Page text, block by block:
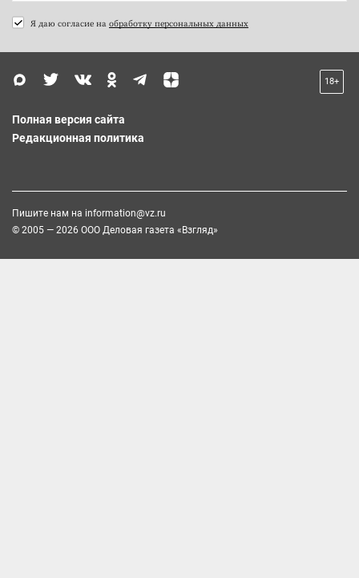
Я даю согласие на обработку персональных данных
18+
Полная версия сайта
Редакционная политика
Пишите нам на information@vz.ru
© 2005 — 2026 ООО Деловая газета «Взгляд»